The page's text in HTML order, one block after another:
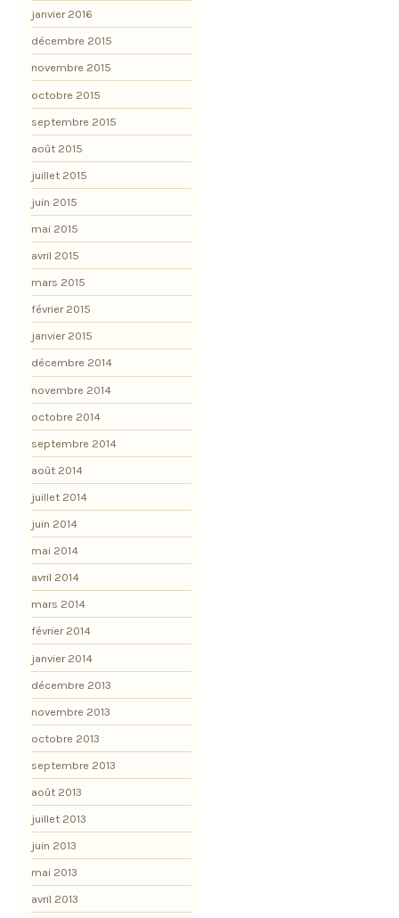
janvier 2016
décembre 2015
novembre 2015
octobre 2015
septembre 2015
août 2015
juillet 2015
juin 2015
mai 2015
avril 2015
mars 2015
février 2015
janvier 2015
décembre 2014
novembre 2014
octobre 2014
septembre 2014
août 2014
juillet 2014
juin 2014
mai 2014
avril 2014
mars 2014
février 2014
janvier 2014
décembre 2013
novembre 2013
octobre 2013
septembre 2013
août 2013
juillet 2013
juin 2013
mai 2013
avril 2013